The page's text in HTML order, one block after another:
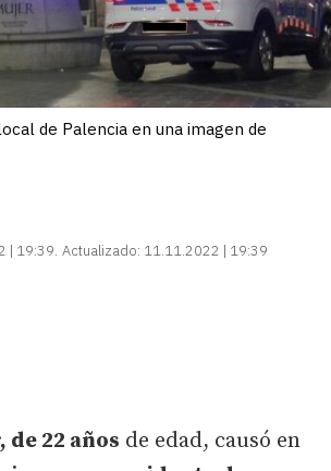
de Palencia en una imagen de
| 19:39 Actualizado: 11.11.2022 | 19:39
22 años de edad, causó en